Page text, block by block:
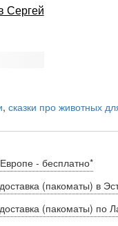
Сергей
, сказки про животных
- бесплатно*
(пакоматы) в
(пакоматы) по